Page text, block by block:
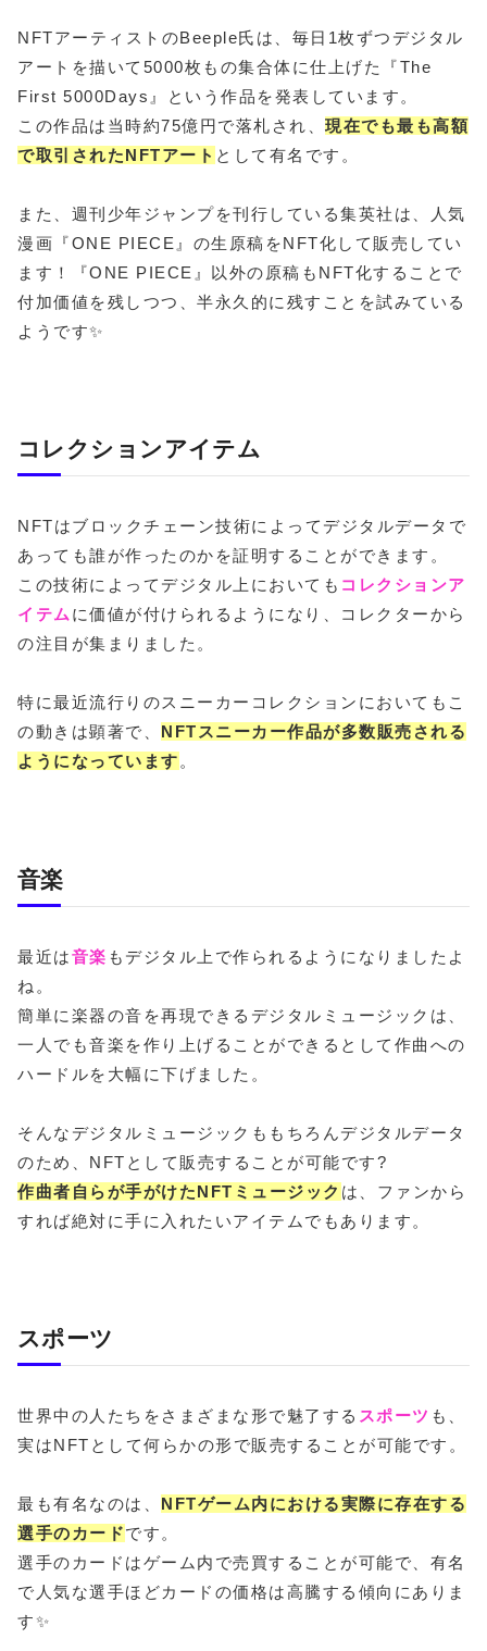
NFTアーティストのBeeple氏は、毎日1枚ずつデジタル
アートを描いて5000枚もの集合体に仕上げた『The
First 5000Days』という作品を発表しています。
この作品は当時約75億円で落札され、 現在でも最も高額
で取引されたNFTアート として有名です。
また、週刊少年ジャンプを刊行している集英社は、人気
漫画『ONE PIECE』の生原稿をNFT化して販売してい
ます！『ONE PIECE』以外の原稿もNFT化することで
付加価値を残しつつ、半永久的に残すことを試みている
ようです✨
コレクションアイテム
NFTはブロックチェーン技術によってデジタルデータで
あっても誰が作ったのかを証明することができます。
この技術によってデジタル上においても コレクションア
イテム に価値が付けられるようになり、コレクターから
の注目が集まりました。
特に最近流行りのスニーカーコレクションにおいてもこ
の動きは顕著で、 NFTスニーカー作品が多数販売される
ようになっています 。
音楽
最近は音楽 もデジタル上で作られるようになりましたよ
ね。
簡単に楽器の音を再現できるデジタルミュージックは、
一人でも音楽を作り上げることができるとして作曲への
ハードルを大幅に下げました。
そんなデジタルミュージックももちろんデジタルデータ
のため、NFTとして販売することが可能です?
作曲者自らが手がけたNFTミュージック は、ファンから
すれば絶対に手に入れたいアイテムでもあります。
スポーツ
世界中の人たちをさまざまな形で魅了する スポーツ も、
実はNFTとして何らかの形で販売することが可能です。
最も有名なのは、 NFTゲーム内における実際に存在する
選手のカードです。
選手のカードはゲーム内で売買することが可能で、有名
で人気な選手ほどカードの価格は高騰する傾向にありま
す✨